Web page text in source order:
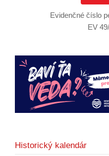
Evidenčné číslo
EV
Historický kalendár